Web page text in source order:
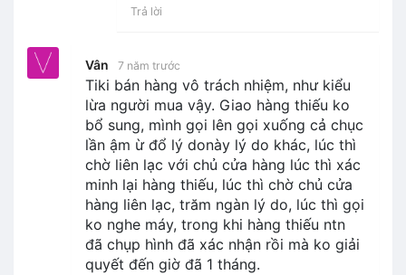
Trả lời
Vân 7 năm trước
Tiki bán hàng vô trách nhiệm, như kiểu
lừa người mua vậy. Giao hàng thiếu ko
bổ sung, mình gọi lên gọi xuống cả chục
lần ậm ừ đổ lý donày lý do khác, lúc thì
chờ liên lạc với chủ cửa hàng lúc thì xác
minh lại hàng thiếu, lúc thì chờ chủ cửa
hàng liên lạc, trăm ngàn lý do, lúc thì gọi
ko nghe máy, trong khi hàng thiếu ntn
đã chụp hình đã xác nhận rồi mà ko giải
quyết đến giờ đã 1 tháng.